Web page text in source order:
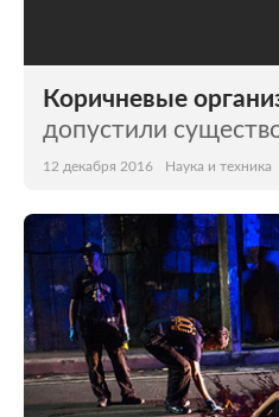
Коричневые
допустили
12 декабря 2016 Наука и техника